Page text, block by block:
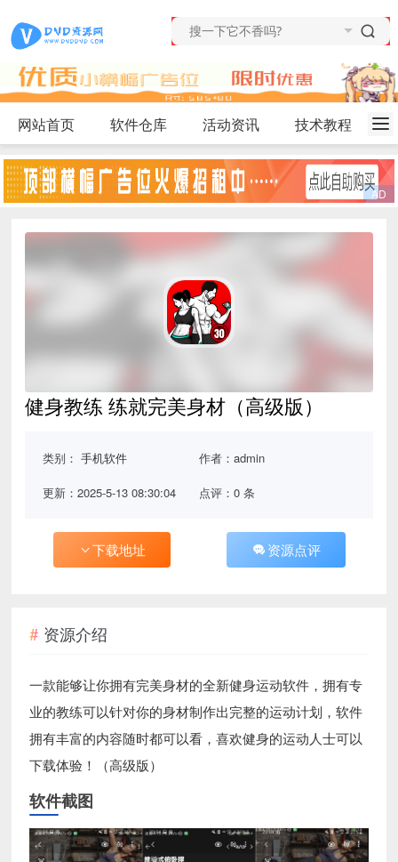
网站首页 软件仓库 活动资讯 技术教程
健身教练 练就完美身材（高级版）
类别：手机软件 作者：admin
更新：2025-5-13 08:30:04 点评：0 条
下载地址 资源点评
资源介绍
一款能够让你拥有完美身材的全新健身运动软件，拥有专
业的教练可以针对你的身材制作出完整的运动计划，软件
拥有丰富的内容随时都可以看，喜欢健身的运动人士可以
下载体验！（高级版）
软件截图